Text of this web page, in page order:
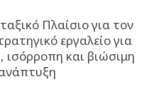
Πλαίσιο για τον
εργαλείο για
ισόρροπη και βιώσιμη